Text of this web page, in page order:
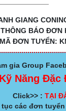
GIANG
THÔNG BÁO ĐƠN
MÃ ĐƠN TUYỂN:
gia Group
Kỹ Năng Đặc
Click>> : TẠI
các đơn